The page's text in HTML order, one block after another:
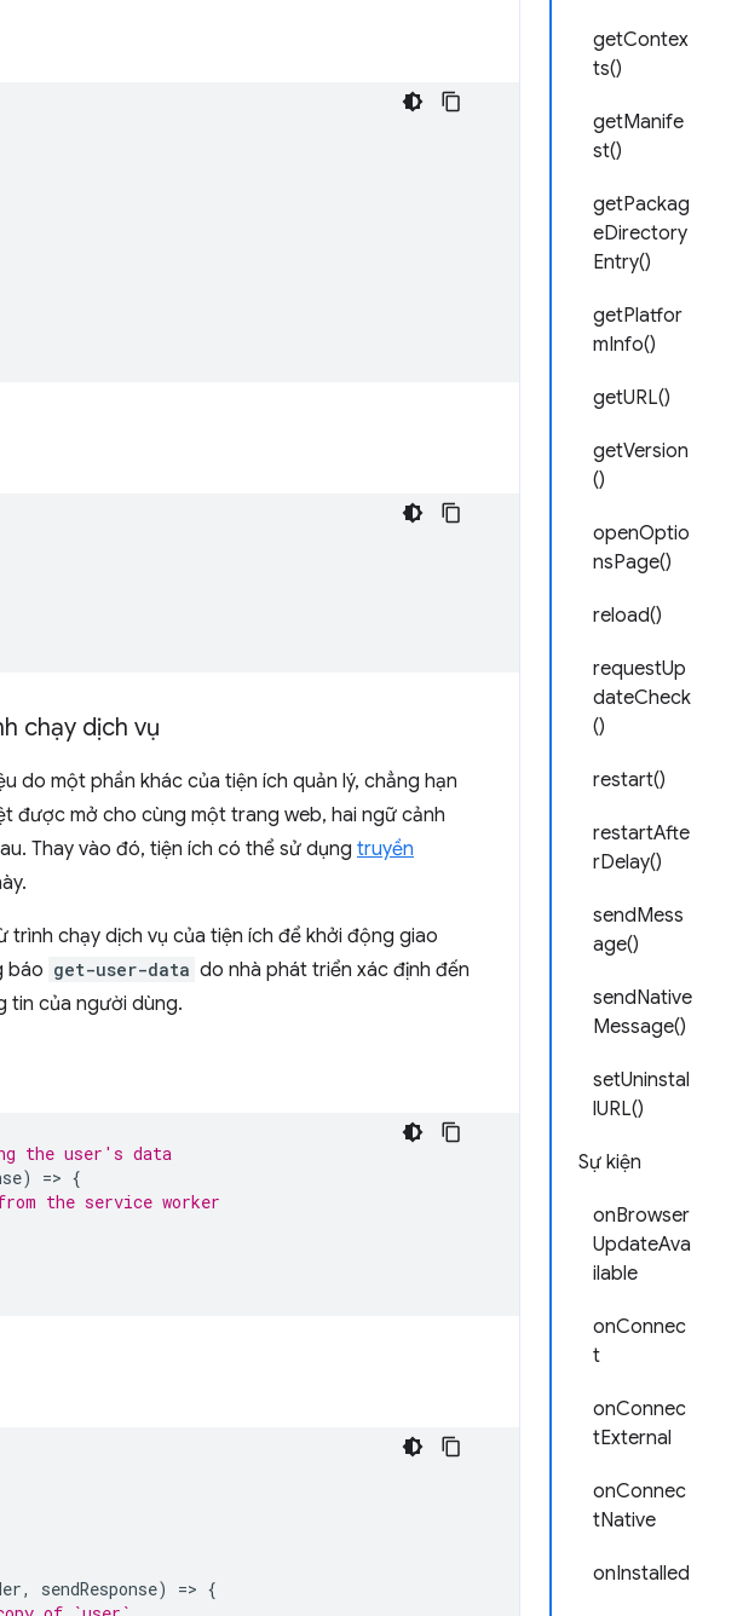
getContex
ts()
getManife
st()
getPackag
eDirectory
Entry()
getPlatfor
mInfo()
getURL()
getVersion
()
openOptio
nsPage()
reload()
requestUp
dateCheck
()
restart()
restartAfte
rDelay()
sendMess
age()
sendNative
Message()
setUninstal
lURL()
Sự kiện
onBrowser
UpdateAva
ilable
onConnec
t
onConnec
tExternal
onConnec
tNative
onInstalled
chạy dịch vụ
do một phần khác của tiện ích quản lý, chẳng hạn
được mở cho cùng một trang web, hai ngữ cảnh
Thay vào đó, tiện ích có thể sử dụng truyền
trình chạy dịch vụ của tiện ích để khởi động giao
báo get-user-data do nhà phát triển xác định đến
tin của người dùng.
the user's data
) => {
the service worker
, sendResponse) => {